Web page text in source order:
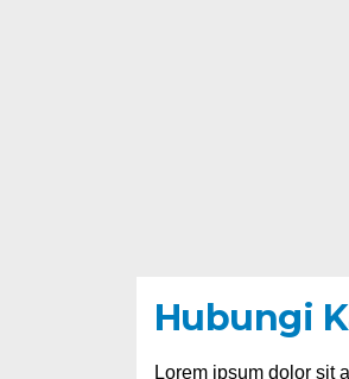
Hubungi
Lorem ipsum dolor sit